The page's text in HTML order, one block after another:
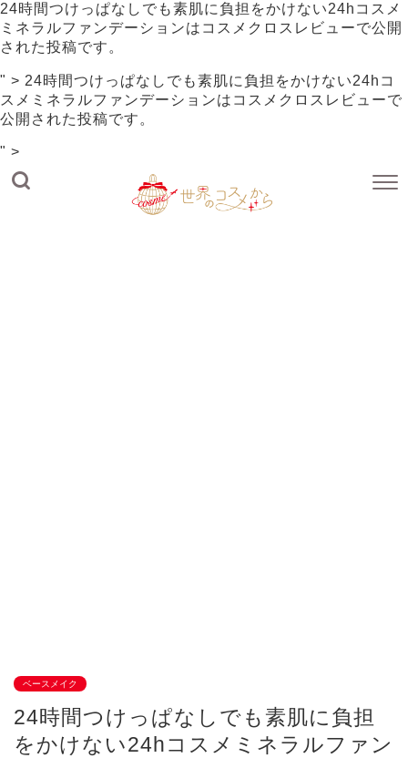
24時間つけっぱなしでも素肌に負担をかけない24hコスメ
ミネラルファンデーションは コスメクロスレビューで公開
された投稿です。
" > 24時間つけっぱなしでも素肌に負担をかけない24hコ
スメミネラルファンデーションは コスメクロスレビューで
公開された投稿です。
" >
ベースメイク
24時間つけっぱなしでも素肌に負担
をかけない24hコスメミネラルファン